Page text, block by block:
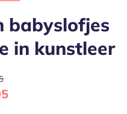
babyslofjes
in kunstleer